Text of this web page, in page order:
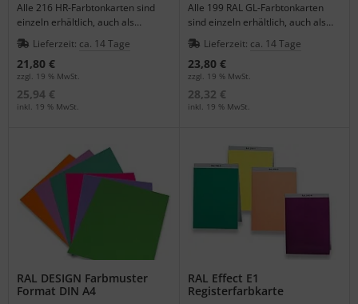
Alle 216 HR-Farbtonkarten sind
einzeln erhältlich, auch als
Ersatzkarte für die 840 HR-
Registerbox.
Lieferzeit: ca. 14 Tage
21,80 €
zzgl. 19 % MwSt.
25,94 €
inkl. 19 % MwSt.
Alle 199 RAL GL-Farbtonkarten
sind einzeln erhältlich, auch als
Ersatzkarte für die Registerbox.
Lieferzeit: ca. 14 Tage
23,80 €
zzgl. 19 % MwSt.
28,32 €
inkl. 19 % MwSt.
RAL DESIGN Farbmuster
Format DIN A4
RAL Effect E1
Registerfarbkarte